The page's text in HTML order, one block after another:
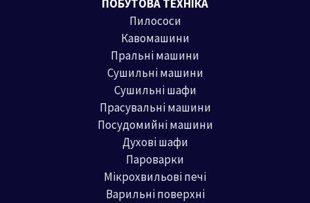
ПОБУТОВА ТЕХНІКА
Пилососи
Кавомашини
Пральні машини
Сушильні машини
Сушильні шафи
Прасувальні машини
Посудомийні машини
Духові шафи
Пароварки
Мікрохвильові печі
Варильні поверхні